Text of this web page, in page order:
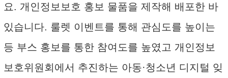
요. 개인정보보호 홍보 물품을 제작해 배포한 바
있습니다. 룰렛 이벤트를 통해 관심도를 높이는
등 부스 홍보를 통한 참여도를 높였고 개인정보
보호위원회에서 추진하는 아동·청소년 디지털 잊